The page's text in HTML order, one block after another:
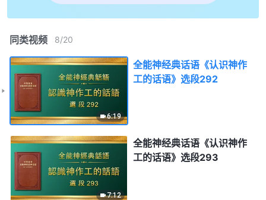
同类视频 8/20
6:19
全能神经典话语《认识神作
工的话语》选段292
7:12
全能神经典话语《认识神作
工的话语》选段293